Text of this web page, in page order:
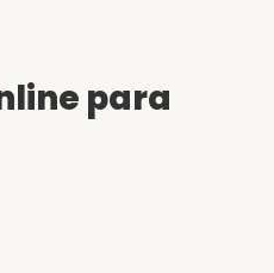
para